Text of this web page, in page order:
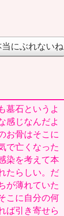
にぶれないね
墓石というよ
感じなんだよ
お骨はそこに
で亡くなった
染を考えて本
たらしい。だ
が薄れていた
こに自分の何
ば引き寄せら